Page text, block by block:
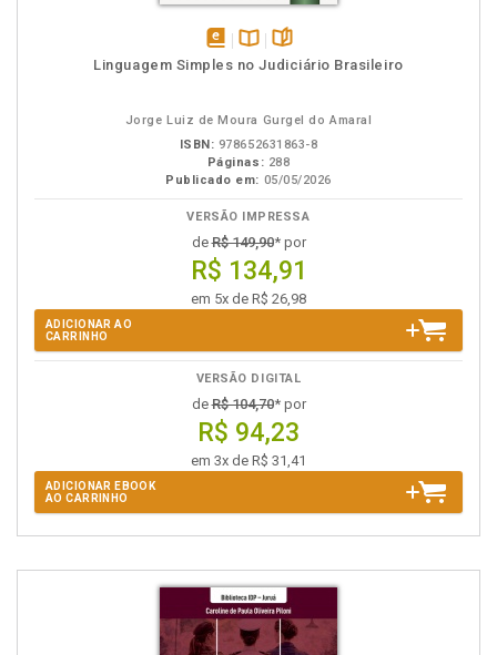
disponívelDisponível
páginas
Linguagem Simples no Judiciário Brasileiro
Jorge Luiz de Moura Gurgel do Amaral
ISBN: 978652631863-8
Páginas: 288
Publicado em: 05/05/2026
VERSÃO IMPRESSA
deR$ 149,90* por
R$ 134,91
em 5x de R$ 26,98
ADICIONAR AO
CARRINHO
VERSÃO DIGITAL
deR$ 104,70* por
R$ 94,23
em 3x de R$ 31,41
ADICIONAR EBOOK
AO CARRINHO